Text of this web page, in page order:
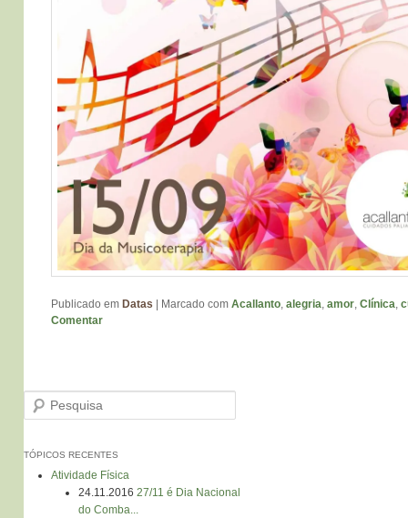
Publicado em Datas | Marcado com Acallanto alegria amor Clínica
Comentar
Pesquisa
TÓPICOS RECENTES
Atividade Física
24.11.2016 27/11 é Dia Nacional
do Comba...